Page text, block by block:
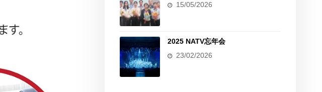
15/05/2026
2025 NATV忘年会
23/02/2026